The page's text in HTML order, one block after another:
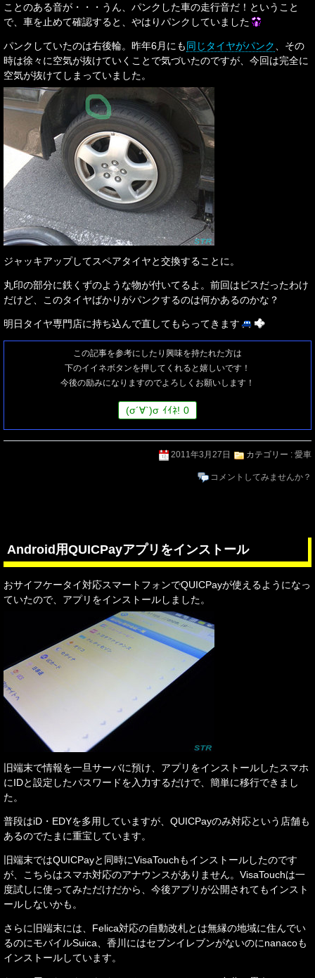
ことのある音が・・・うん、パンクした車の走行音だ！ということ
で、車を止めて確認すると、やはりパンクしていました
パンクしていたのは右後輪。昨年6月にも同じタイヤがパンク
、その
時は徐々に空気が抜けていくことで気づいたのですが、今回は完全に
空気が抜けてしまっていました。
ジャッキアップしてスペアタイヤと交換することに。
丸印の部分に鉄くずのような物が付いてるよ。前回はビスだったわけ
だけど、このタイヤばかりがパンクするのは何かあるのかな？
明日タイヤ専門店に持ち込んで直してもらってきます
この記事を参考にしたり興味を持たれた方は
下のイイネボタンを押してくれると嬉しいです！
今後の励みになりますのでよろしくお願いします！
(σ´∀`)σ ｲｲﾈ! 0
2011年3月27日 カテゴリー : 愛車
コメントしてみませんか？
Android用QUICPayアプリをインストール
おサイフケータイ対応スマートフォンでQUICPayが使えるようになっ
ていたので、アプリをインストールしました。
旧端末で情報を一旦サーバに預け、アプリをインストールしたスマホ
にIDと設定したパスワードを入力するだけで、簡単に移行できまし
た。
普段はiD・EDYを多用していますが、QUICPayのみ対応という店舗も
あるのでたまに重宝しています。
旧端末ではQUICPayと同時にVisaTouchもインストールしたのです
が、こちらはスマホ対応のアナウンスがありません。VisaTouchは一
度試しに使ってみただけだから、今後アプリが公開されてもインスト
ールしないかも。
さらに旧端末には、Felica対応の自動改札とは無縁の地域に住んでい
るのにモバイルSuica、香川にはセブンイレブンがないのにnanacoも
インストールしています。